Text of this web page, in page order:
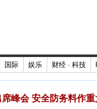
国际 娱乐 财经 · 科技
峰会 安全防务料作